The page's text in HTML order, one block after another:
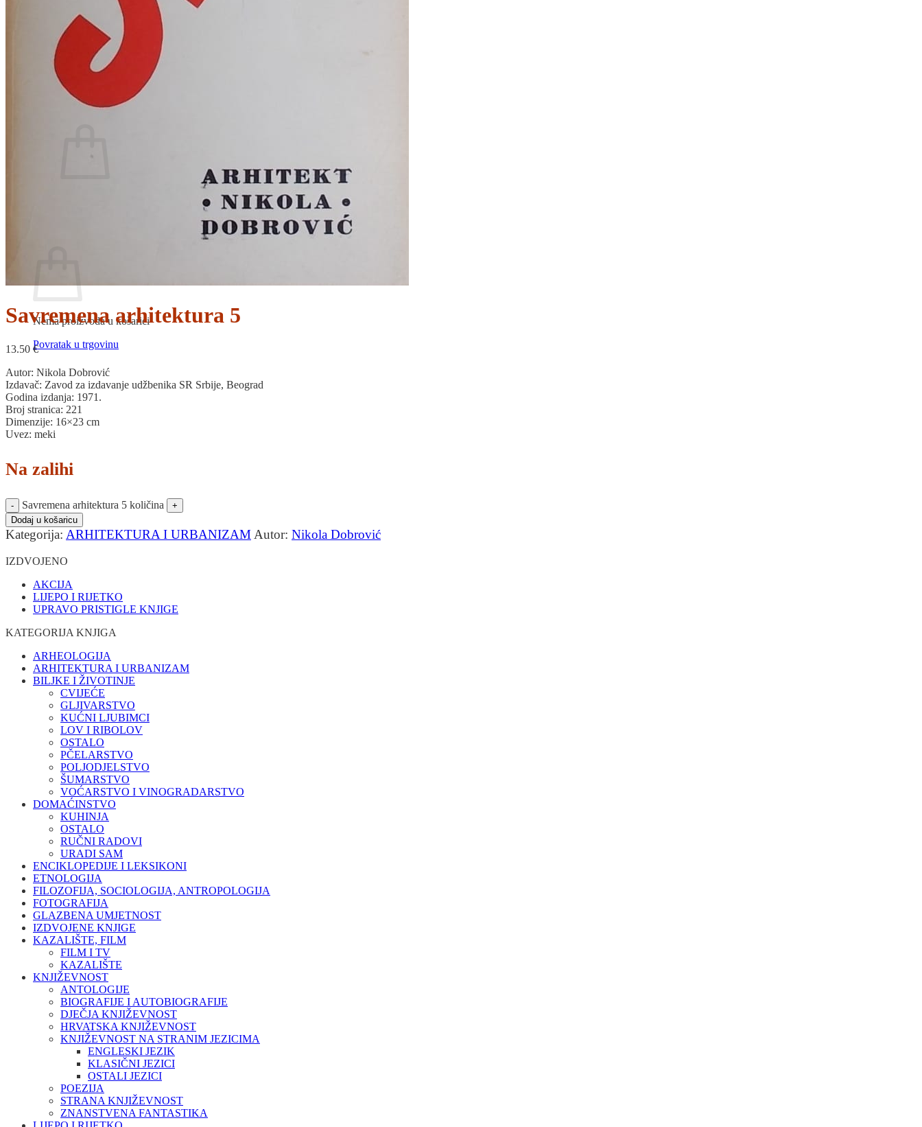
ZAGREB
ZEMLJOVIDI
Otkup knjiga
O nama
Novosti
AKCIJA
Pretraži:
Nema proizvoda u košarici
Povratak u trgovinu
Savremena arhitektura 5
13.50 €
Autor: Nikola Dobrović
Izdavač: Zavod za izdavanje udžbenika SR Srbije, Beograd
Godina izdanja: 1971.
Broj stranica: 221
Dimenzije: 16×23 cm
Uvez: meki
Na zalihi
Savremena arhitektura 5 količina
Dodaj u košaricu
Kategorija: ARHITEKTURA I URBANIZAM Autor: Nikola Dobrović
IZDVOJENO
AKCIJA
LIJEPO I RIJETKO
UPRAVO PRISTIGLE KNJIGE
KATEGORIJA KNJIGA
ARHEOLOGIJA
ARHITEKTURA I URBANIZAM
BILJKE I ŽIVOTINJE
CVIJEĆE
GLJIVARSTVO
KUĆNI LJUBIMCI
LOV I RIBOLOV
OSTALO
PČELARSTVO
POLJODJELSTVO
ŠUMARSTVO
VOĆARSTVO I VINOGRADARSTVO
DOMAĆINSTVO
KUHINJA
OSTALO
RUČNI RADOVI
URADI SAM
ENCIKLOPEDIJE I LEKSIKONI
ETNOLOGIJA
FILOZOFIJA, SOCIOLOGIJA, ANTROPOLOGIJA
FOTOGRAFIJA
GLAZBENA UMJETNOST
IZDVOJENE KNJIGE
KAZALIŠTE, FILM
FILM I TV
KAZALIŠTE
KNJIŽEVNOST
ANTOLOGIJE
BIOGRAFIJE I AUTOBIOGRAFIJE
DJEČJA KNJIŽEVNOST
HRVATSKA KNJIŽEVNOST
KNJIŽEVNOST NA STRANIM JEZICIMA
ENGLESKI JEZIK
KLASIČNI JEZICI
OSTALI JEZICI
POEZIJA
STRANA KNJIŽEVNOST
ZNANSTVENA FANTASTIKA